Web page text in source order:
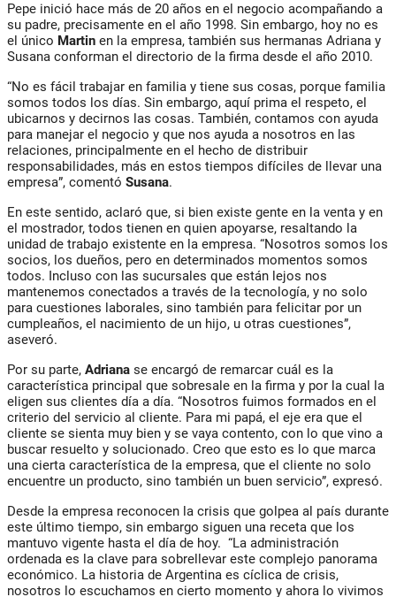
Pepe inició hace más de 20 años en el negocio acompañando a
su padre, precisamente en el año 1998. Sin embargo, hoy no es
el único Martin en la empresa, también sus hermanas Adriana y
Susana conforman el directorio de la firma desde el año 2010.
“No es fácil trabajar en familia y tiene sus cosas, porque familia
somos todos los días. Sin embargo, aquí prima el respeto, el
ubicarnos y decirnos las cosas. También, contamos con ayuda
para manejar el negocio y que nos ayuda a nosotros en las
relaciones, principalmente en el hecho de distribuir
responsabilidades, más en estos tiempos difíciles de llevar una
empresa”, comentó Susana.
En este sentido, aclaró que, si bien existe gente en la venta y en
el mostrador, todos tienen en quien apoyarse, resaltando la
unidad de trabajo existente en la empresa. “Nosotros somos los
socios, los dueños, pero en determinados momentos somos
todos. Incluso con las sucursales que están lejos nos
mantenemos conectados a través de la tecnología, y no solo
para cuestiones laborales, sino también para felicitar por un
cumpleaños, el nacimiento de un hijo, u otras cuestiones”,
aseveró.
Por su parte, Adriana se encargó de remarcar cuál es la
característica principal que sobresale en la firma y por la cual la
eligen sus clientes día a día. “Nosotros fuimos formados en el
criterio del servicio al cliente. Para mi papá, el eje era que el
cliente se sienta muy bien y se vaya contento, con lo que vino a
buscar resuelto y solucionado. Creo que esto es lo que marca
una cierta característica de la empresa, que el cliente no solo
encuentre un producto, sino también un buen servicio”, expresó.
Desde la empresa reconocen la crisis que golpea al país durante
este último tiempo, sin embargo siguen una receta que los
mantuvo vigente hasta el día de hoy. “La administración
ordenada es la clave para sobrellevar este complejo panorama
económico. La historia de Argentina es cíclica de crisis,
nosotros lo escuchamos en cierto momento y ahora lo vivimos